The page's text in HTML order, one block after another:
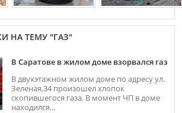
НА ТЕМУ "ГАЗ"
В Саратове в жилом доме взорвался газ
В двухэтажном жилом доме по адресу ул.
Зеленая,34 произошел хлопок
скопившегося газа. В момент ЧП в доме
находился...